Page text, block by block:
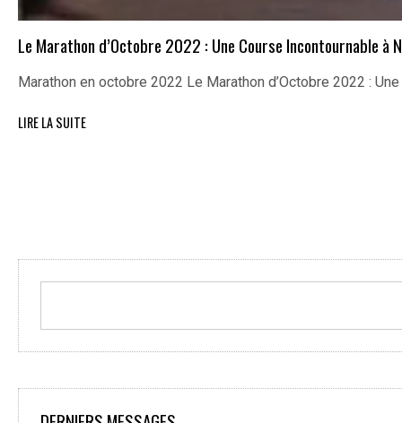
Le Marathon d’Octobre 2022 : Une Course Incontournable à
Marathon en octobre 2022 Le Marathon d’Octobre 2022 :
LIRE LA SUITE